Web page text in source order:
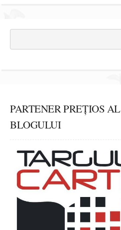
PARTENER PREȚIOS AL
BLOGULUI